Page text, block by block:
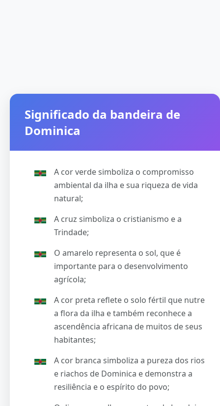
Significado da bandeira de
Dominica
A cor verde simboliza o compromisso
ambiental da ilha e sua riqueza de vida
natural;
A cruz simboliza o cristianismo e a
Trindade;
O amarelo representa o sol, que é
importante para o desenvolvimento
agrícola;
A cor preta reflete o solo fértil que nutre
a flora da ilha e também reconhece a
ascendência africana de muitos de seus
habitantes;
A cor branca simboliza a pureza dos rios
e riachos de Dominica e demonstra a
resiliência e o espírito do povo;